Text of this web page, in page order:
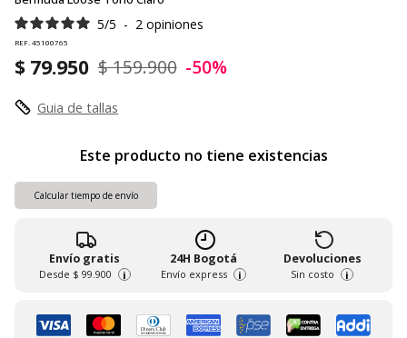
5/5 - 2 opiniones
REF. 45100765
$ 79.950 $ 159.900 -50%
Guia de tallas
Este producto no tiene existencias
Calcular tiempo de envío
Envío gratis
Desde $ 99.900 i
24H Bogotá
Envío express i
Devoluciones
Sin costo i